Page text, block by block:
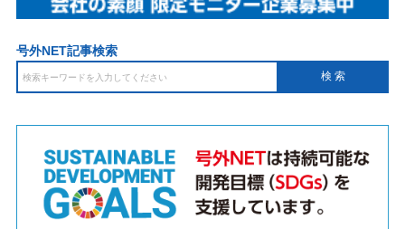
号外NET記事検索